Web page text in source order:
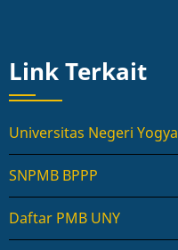
Link Terkait
Universitas Negeri
SNPMB BPPP
Daftar PMB UNY